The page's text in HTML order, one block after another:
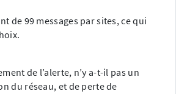
de 99 messages par sites, ce qui
de l’alerte, n’y a-t-il pas un
du réseau, et de perte de